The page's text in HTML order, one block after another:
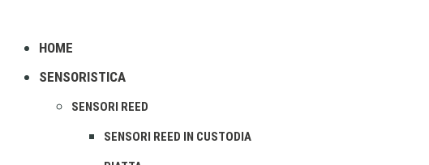
HOME
SENSORISTICA
SENSORI REED
SENSORI REED IN CUSTODIA